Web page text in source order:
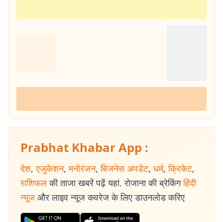
Prabhat Khabar App :
देश, एजुकेशन, मनोरंजन, बिजनेस अपडेट, धर्म, क्रिकेट,
राशिफल की ताजा खबरें पढ़ें यहां. रोजाना की ब्रेकिंग हिंदी
न्यूज और लाइव न्यूज कवरेज के लिए डाउनलोड करिए